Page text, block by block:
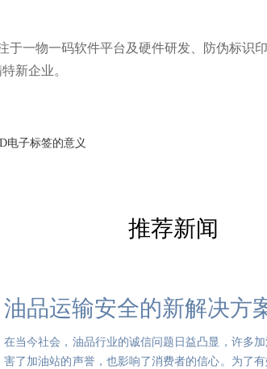
于一物一码软件平台及硬件研发、防伪标识
新企业。
电子标签的意义
推荐新闻
油品运输安全的新解决方
在当今社会，油品行业的诚信问题日益凸显，许多
害了加油站的声誉，也影响了消费者的信心。为了